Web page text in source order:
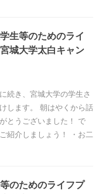
生等のためのライ
城大学太白キャン
続き、宮城大学の学生さ
します。 朝はやくから話
とうございました！ で
紹介しましょう！ ・お二
のためのライフプ